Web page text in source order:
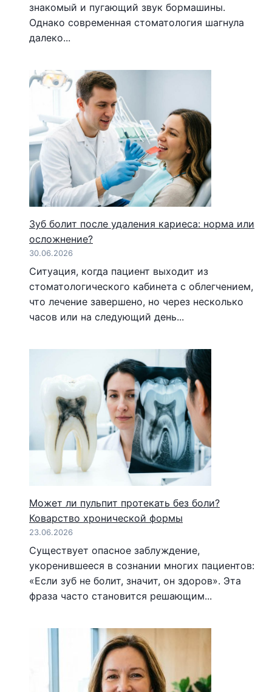
знакомый и пугающий звук бормашины.
Однако современная стоматология шагнула
далеко...
Зуб болит после удаления кариеса: норма или
осложнение?
30.06.2026
Ситуация, когда пациент выходит из
стоматологического кабинета с облегчением,
что лечение завершено, но через несколько
часов или на следующий день...
Может ли пульпит протекать без боли?
Коварство хронической формы
23.06.2026
Существует опасное заблуждение,
укоренившееся в сознании многих пациентов:
«Если зуб не болит, значит, он здоров». Эта
фраза часто становится решающим...